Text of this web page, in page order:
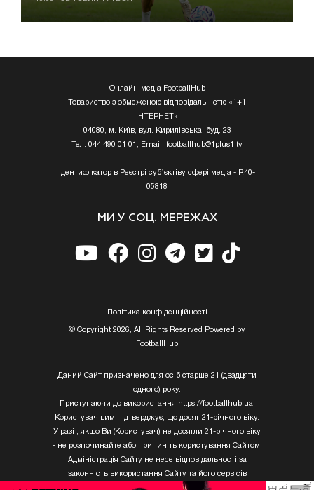
Онлайн-медіа FootballHub
Товариство з обмеженою відповідальністю «1+1
ІНТЕРНЕТ»
04080, м. Київ, вул. Кирилівська, буд. 23
Тел. 044 490 01 01, Email: footballhub@1plus1.tv
Ідентифікатор в Реєстрі суб’єктіву сфері медіа - R40-
05818
МИ У СОЦ. МЕРЕЖАХ
Полiтика конфiденцiйностi
© Copyright 2026, All Rights Reserved Powered by
FootballHub
Даний Сайт призначено для осіб старше 21 (двадцяти
одного) року.
Приступаючи до використання https://footballhub.ua,
Користувач цим підтверджує, що досяг 21-річного віку.
У разі , якщо Ви (Користувач) не досягли 21-річного віку
- не розпочинайте або припиніть користування Сайтом.
Адміністрація Сайту не несе відповідальності за
законність використання Сайту та його сервісів
Користувачем, який не досяг 21-річного віку.